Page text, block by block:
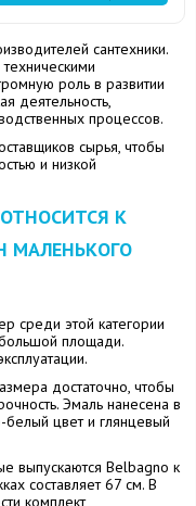
сантехники.
роль в развитии
деятельность,
процессов.
сырья, чтобы
и низкой
ОТНОСИТСЯ К
МАЛЕНЬКОГО
среди этой категории
площади.
достаточно, чтобы
Эмаль нанесена в
белый цвет и глянцевый
выпускаются Belbagno к
составляет 67 см. В
комплект